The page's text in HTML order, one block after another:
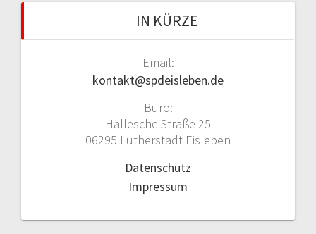
IN KÜRZE
Email:
kontakt@spdeisleben.de
Büro:
Hallesche Straße 25
06295 Lutherstadt Eisleben
Datenschutz
Impressum